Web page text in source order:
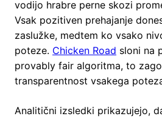
vodijo hrabre perne skozi
Vsak pozitiven prehajanje
zaslužke, medtem ko vsako
poteze. Chicken Road sloni na
provably fair algoritma, to
transparentnost vsakega
Analitični izsledki prikazujejo,